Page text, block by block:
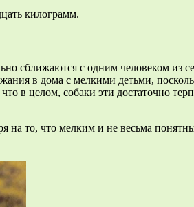
килограмм.
сближаются с одним человеком из
в дома с мелкими детьми,
в целом, собаки эти достаточно
на то, что мелким и не весьма